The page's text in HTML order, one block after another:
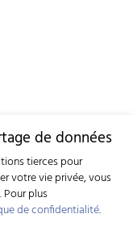
de données
tierces pour
votre vie privée, vous
Pour plus
de confidentialité.